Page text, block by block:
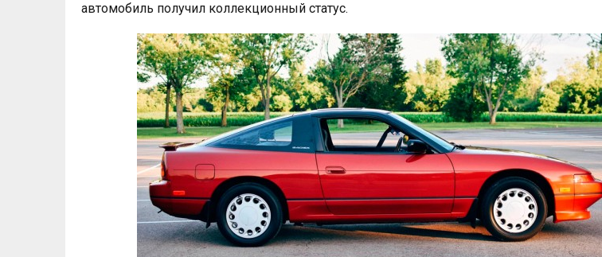
автомобиль получил коллекционный статус.